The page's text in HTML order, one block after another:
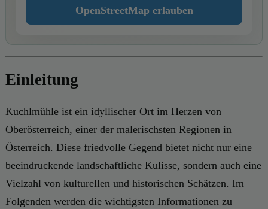
OpenStreetMap erlauben
Einleitung
Kuchlmühle ist ein idyllischer Ort im Herzen von
Oberösterreich, einer der malerischsten Regionen in
Österreich. Diese friedvolle Gegend bietet nicht nur eine
beeindruckende landschaftliche Kulisse, sondern auch eine
Vielzahl von kulturellen und historischen Schätzen. Im
Folgenden werden die wichtigsten Informationen zu